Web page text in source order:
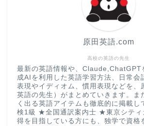
高校の英語の先生
原田英語.com
最新の英語情報や、Claude,ChatGPT
成AIを利用した英語学習方法、日常会
表現やイディオム、慣用表現などを、
英語の先生）がまとめていきます。ま
く出る英語アイテムも徹底的に掲載
検1級 ★全国通訳案内士 ★東京シティ
得を目指している方にも、独学で資格